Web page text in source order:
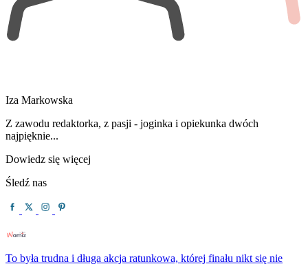
Iza Markowska
Z zawodu redaktorka, z pasji - joginka i opiekunka dwóch
najpięknie...
Dowiedz się więcej
Śledź nas
To była trudna i długa akcja ratunkowa, której finału nikt się nie